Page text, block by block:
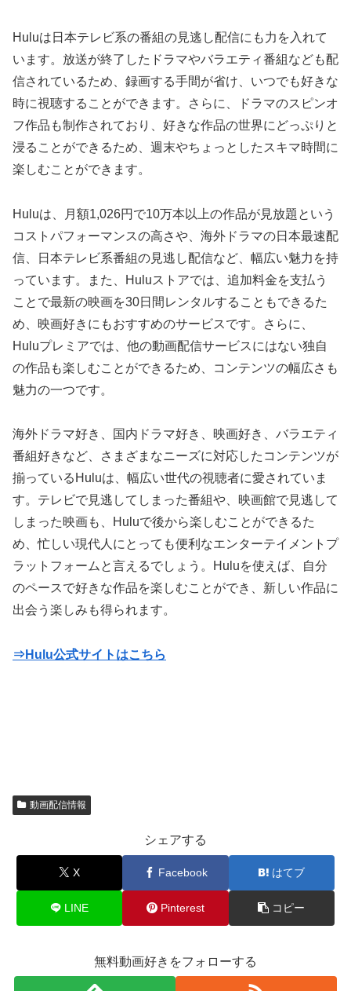
Huluは日本テレビ系の番組の見逃し配信にも力を入れて
います。放送が終了したドラマやバラエティ番組なども配
信されているため、録画する手間が省け、いつでも好きな
時に視聴することができます。さらに、ドラマのスピンオ
フ作品も制作されており、好きな作品の世界にどっぷりと
浸ることができるため、週末やちょっとしたスキマ時間に
楽しむことができます。
Huluは、月額1,026円で10万本以上の作品が見放題という
コストパフォーマンスの高さや、海外ドラマの日本最速配
信、日本テレビ系番組の見逃し配信など、幅広い魅力を持
っています。また、Huluストアでは、追加料金を支払う
ことで最新の映画を30日間レンタルすることもできるた
め、映画好きにもおすすめのサービスです。さらに、
Huluプレミアでは、他の動画配信サービスにはない独自
の作品も楽しむことができるため、コンテンツの幅広さも
魅力の一つです。
海外ドラマ好き、国内ドラマ好き、映画好き、バラエティ
番組好きなど、さまざまなニーズに対応したコンテンツが
揃っているHuluは、幅広い世代の視聴者に愛されていま
す。テレビで見逃してしまった番組や、映画館で見逃して
しまった映画も、Huluで後から楽しむことができるた
め、忙しい現代人にとっても便利なエンターテイメントプ
ラットフォームと言えるでしょう。Huluを使えば、自分
のペースで好きな作品を楽しむことができ、新しい作品に
出会う楽しみも得られます。
⇒Hulu公式サイトはこちら
動画配信情報
シェアする
X Facebook はてブ
LINE Pinterest コピー
無料動画好きをフォローする